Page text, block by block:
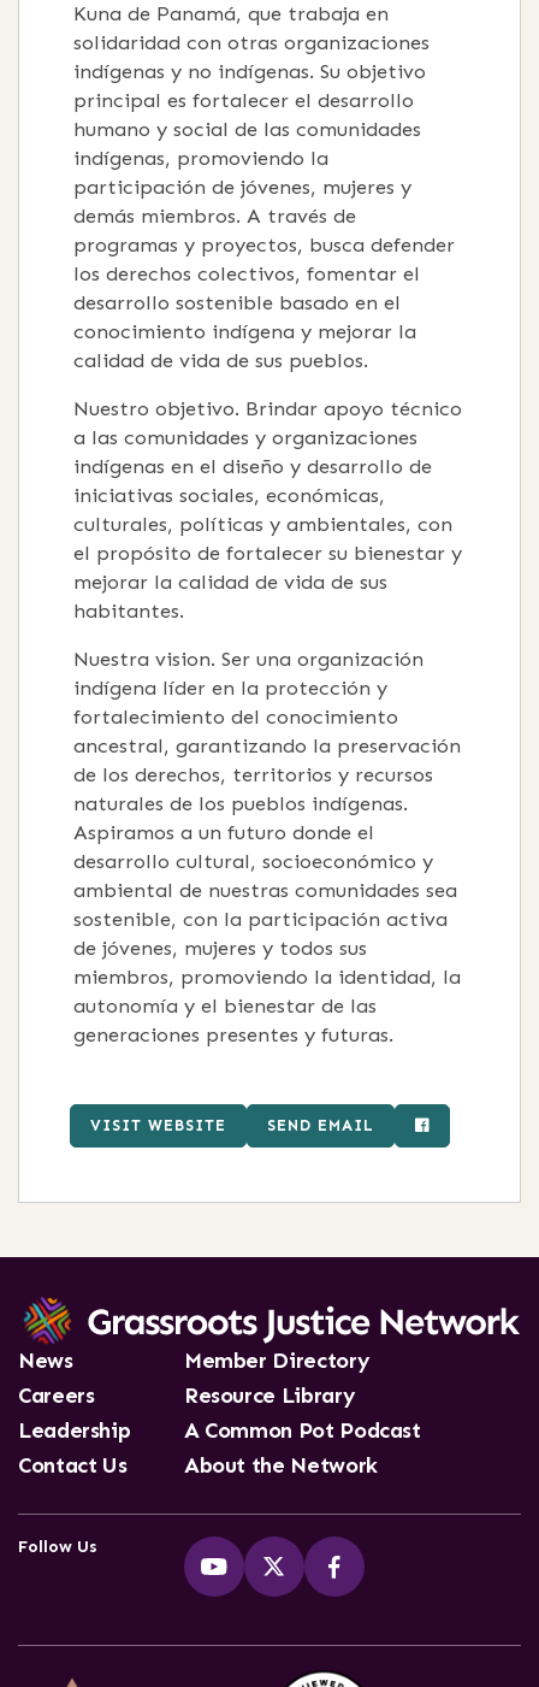
Kuna de Panamá, que trabaja en
solidaridad con otras organizaciones
indígenas y no indígenas. Su objetivo
principal es fortalecer el desarrollo
humano y social de las comunidades
indígenas, promoviendo la
participación de jóvenes, mujeres y
demás miembros. A través de
programas y proyectos, busca defender
los derechos colectivos, fomentar el
desarrollo sostenible basado en el
conocimiento indígena y mejorar la
calidad de vida de sus pueblos.
Nuestro objetivo. Brindar apoyo técnico
a las comunidades y organizaciones
indígenas en el diseño y desarrollo de
iniciativas sociales, económicas,
culturales, políticas y ambientales, con
el propósito de fortalecer su bienestar y
mejorar la calidad de vida de sus
habitantes.
Nuestra vision. Ser una organización
indígena líder en la protección y
fortalecimiento del conocimiento
ancestral, garantizando la preservación
de los derechos, territorios y recursos
naturales de los pueblos indígenas.
Aspiramos a un futuro donde el
desarrollo cultural, socioeconómico y
ambiental de nuestras comunidades sea
sostenible, con la participación activa
de jóvenes, mujeres y todos sus
miembros, promoviendo la identidad, la
autonomía y el bienestar de las
generaciones presentes y futuras.
VISIT WEBSITE SEND EMAIL
News
Careers
Leadership
Contact Us
Member Directory
Resource Library
A Common Pot Podcast
About the Network
Follow Us